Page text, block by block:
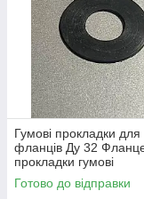
Гумові прокладки для
фланців Ду 32
прокладки гумові
Ущільнювальні гумові
прокладки
Готово до відправки